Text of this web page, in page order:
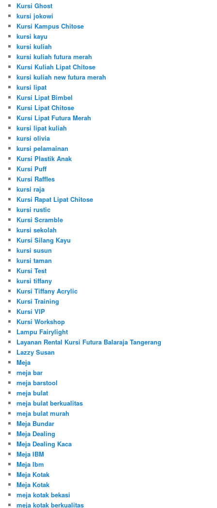
Kursi Ghost
kursi jokowi
Kursi Kampus Chitose
kursi kayu
kursi kuliah
kursi kuliah futura merah
Kursi Kuliah Lipat Chitose
kursi kuliah new futura merah
kursi lipat
Kursi Lipat Bimbel
Kursi Lipat Chitose
Kursi Lipat Futura Merah
kursi lipat kuliah
kursi olivia
kursi pelamainan
Kursi Plastik Anak
Kursi Puff
Kursi Raffles
kursi raja
Kursi Rapat Lipat Chitose
kursi rustic
Kursi Scramble
kursi sekolah
Kursi Silang Kayu
kursi susun
kursi taman
Kursi Test
kursi tiffany
Kursi Tiffany Acrylic
Kursi Training
Kursi VIP
Kursi Workshop
Lampu Fairylight
Layanan Rental Kursi Futura Balaraja Tangerang
Lazzy Susan
Meja
meja bar
meja barstool
meja bulat
meja bulat berkualitas
meja bulat murah
Meja Bundar
Meja Dealing
Meja Dealing Kaca
Meja IBM
Meja Ibm
Meja Kotak
Meja Kotak
meja kotak bekasi
meja kotak berkualitas